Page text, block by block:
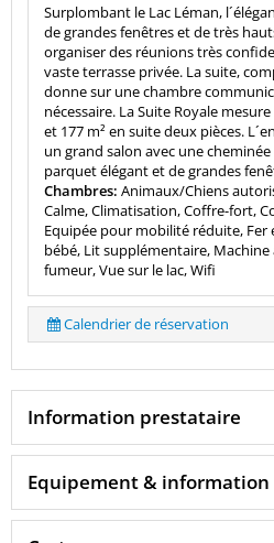
Surplombant le Lac Léman,
de grandes fenêtres et de très
organiser des réunions très
vaste terrasse privée. La suite,
donne sur une chambre
nécessaire. La Suite Royale
et 177 m² en suite deux pièces.
un grand salon avec une
parquet élégant et de grandes
Chambres: Animaux/Chiens
Calme, Climatisation, Coffre-fort,
Equipée pour mobilité réduite, Fer
bébé, Lit supplémentaire,
fumeur, Vue sur le lac, Wifi
Calendrier de réservation
Information prestataire
Equipement & information